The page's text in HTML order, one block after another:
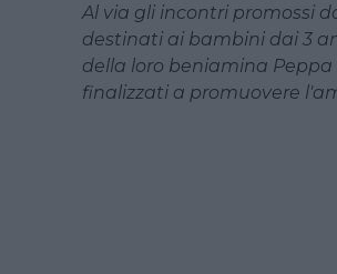
Al via gli incontri promossi
destinati ai bambini dai 3
della loro beniamina
finalizzati a promuovere